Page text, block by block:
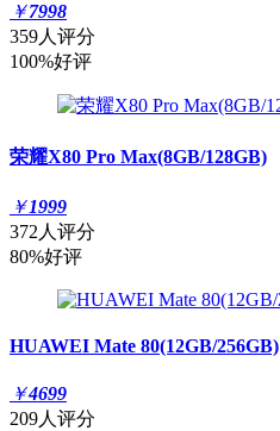
￥7998
359人评分
100%好评
荣耀X80 Pro Max(8GB/128GB)
￥1999
372人评分
80%好评
HUAWEI Mate 80(12GB/256GB)
￥4699
209人评分